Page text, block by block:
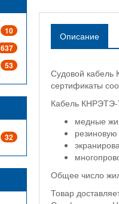
10
637
53
32
Описание
Судовой
сертификаты
Кабель КНРЭТЭ-
медные
Общее число
Товар